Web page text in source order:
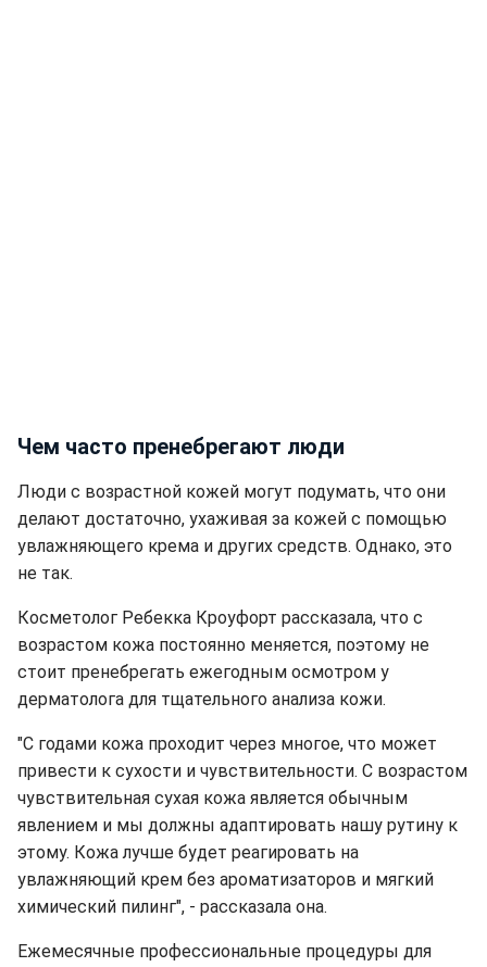
Чем часто пренебрегают люди
Люди с возрастной кожей могут подумать, что они
делают достаточно, ухаживая за кожей с помощью
увлажняющего крема и других средств. Однако, это
не так.
Косметолог Ребекка Кроуфорт рассказала, что с
возрастом кожа постоянно меняется, поэтому не
стоит пренебрегать ежегодным осмотром у
дерматолога для тщательного анализа кожи.
"С годами кожа проходит через многое, что может
привести к сухости и чувствительности. С возрастом
чувствительная сухая кожа является обычным
явлением и мы должны адаптировать нашу рутину к
этому. Кожа лучше будет реагировать на
увлажняющий крем без ароматизаторов и мягкий
химический пилинг", - рассказала она.
Ежемесячные профессиональные процедуры для